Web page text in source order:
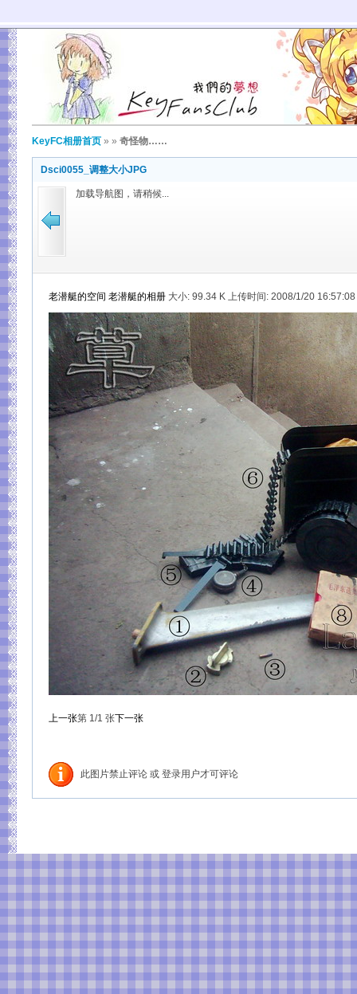
KeyFC相册首页 » » 奇怪物……
Dsci0055_调整大小JPG
加载导航图，请稍候...
老潜艇的空间 老潜艇的相册 大小: 99.34 K 上传时间: 2008/1/20
上一张第 1/1 张下一张
此图片禁止评论 或 登录用户才可评论